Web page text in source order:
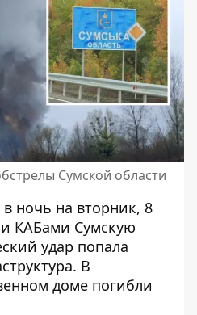
Сумской области
ночь на вторник, 8
КАБами Сумскую
удар попала
В
доме погибли